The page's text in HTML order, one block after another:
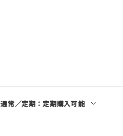
通常／定期：定期購入可能